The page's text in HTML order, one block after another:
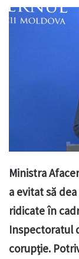
Ministra
a evitat să
ridicate în
Inspectoratul
corupție.